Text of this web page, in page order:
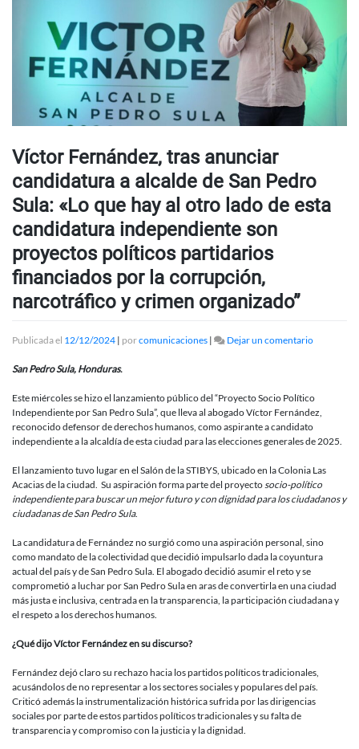
Víctor Fernández, tras anunciar
candidatura a alcalde de San Pedro
Sula: «Lo que hay al otro lado de esta
candidatura independiente son
proyectos políticos partidarios
financiados por la corrupción,
narcotráfico y crimen organizado”
Publicada el 12/12/2024 | porcomunicaciones | Dejar un comentarioen
anunciar
a
alcalde
San
Pedro
Sula:
hay
al
lado
de
proyectos
políticos
partidarios
San Pedro Sula, Honduras.
Este miércoles se hizo el lanzamiento público del “Proyecto Socio Político
Independiente por San Pedro Sula”, que lleva al abogado Víctor Fernández,
reconocido defensor de derechos humanos, como aspirante a candidato
independiente a la alcaldía de esta ciudad para las elecciones generales de 2025.
El lanzamiento tuvo lugar en el Salón de la STIBYS, ubicado en la Colonia Las
Acacias de la ciudad. Su aspiración forma parte del proyecto socio-político
independiente para buscar un mejor futuro y con dignidad para los ciudadanos y
ciudadanas de San Pedro Sula.
La candidatura de Fernández no surgió como una aspiración personal, sino
como mandato de la colectividad que decidió impulsarlo dada la coyuntura
actual del país y de San Pedro Sula. El abogado decidió asumir el reto y se
comprometió a luchar por San Pedro Sula en aras de convertirla en una ciudad
más justa e inclusiva, centrada en la transparencia, la participación ciudadana y
el respeto a los derechos humanos.
¿Qué dijo Víctor Fernández en su discurso?
Fernández dejó claro su rechazo hacia los partidos políticos tradicionales,
acusándolos de no representar a los sectores sociales y populares del país.
Criticó además la instrumentalización histórica sufrida por las dirigencias
sociales por parte de estos partidos políticos tradicionales y su falta de
transparencia y compromiso con la justicia y la dignidad.